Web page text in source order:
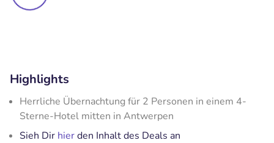
Highlights
Herrliche Übernachtung für 2 Personen in einem 4-
Sterne-Hotel mitten in Antwerpen
Sieh Dir hierden Inhalt des Deals an